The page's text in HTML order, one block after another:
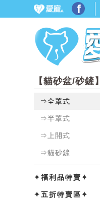
f
【貓砂盆/砂鏟】
⇒全罩式
⇒半罩式
⇒上開式
⇒貓砂鏟
✦福利品特賣✦
✦五折特賣區✦